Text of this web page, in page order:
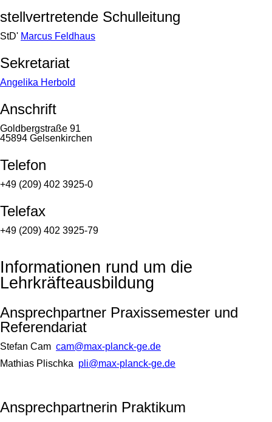
stellvertretende Schulleitung
StD' Marcus Feldhaus
Sekretariat
Angelika Herbold
Anschrift
Goldbergstraße 91
45894 Gelsenkirchen
Telefon
+49 (209) 402 3925-0
Telefax
+49 (209) 402 3925-79
Informationen rund um die
Lehrkräfteausbildung
Ansprechpartner Praxissemester und
Referendariat
Stefan Cam cam@max-planck-ge.de
Mathias Plischka pli@max-planck-ge.de
Ansprechpartnerin Praktikum